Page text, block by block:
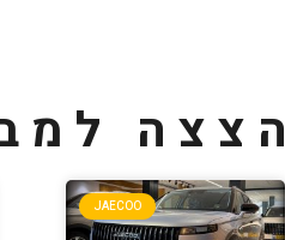
הצצה
JAECOO